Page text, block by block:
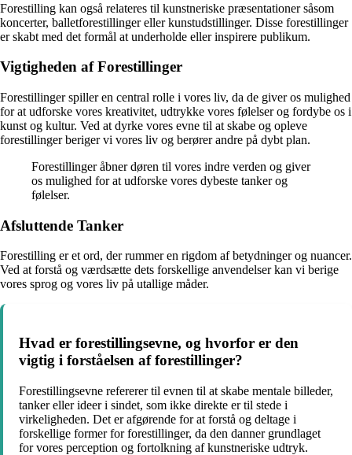
Forestilling kan også relateres til kunstneriske præsentationer såsom
koncerter, balletforestillinger eller kunstudstillinger. Disse forestillinger
er skabt med det formål at underholde eller inspirere publikum.
Vigtigheden af Forestillinger
Forestillinger spiller en central rolle i vores liv, da de giver os mulighed
for at udforske vores kreativitet, udtrykke vores følelser og fordybe os i
kunst og kultur. Ved at dyrke vores evne til at skabe og opleve
forestillinger beriger vi vores liv og berører andre på dybt plan.
Forestillinger åbner døren til vores indre verden og giver
os mulighed for at udforske vores dybeste tanker og
følelser.
Afsluttende Tanker
Forestilling er et ord, der rummer en rigdom af betydninger og nuancer.
Ved at forstå og værdsætte dets forskellige anvendelser kan vi berige
vores sprog og vores liv på utallige måder.
Hvad er forestillingsevne, og hvorfor er den
vigtig i forståelsen af forestillinger?
Forestillingsevne refererer til evnen til at skabe mentale billeder,
tanker eller ideer i sindet, som ikke direkte er til stede i
virkeligheden. Det er afgørende for at forstå og deltage i
forskellige former for forestillinger, da den danner grundlaget
for vores perception og fortolkning af kunstneriske udtryk.